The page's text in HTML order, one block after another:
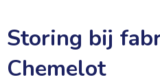
Storing bij
Chemelot